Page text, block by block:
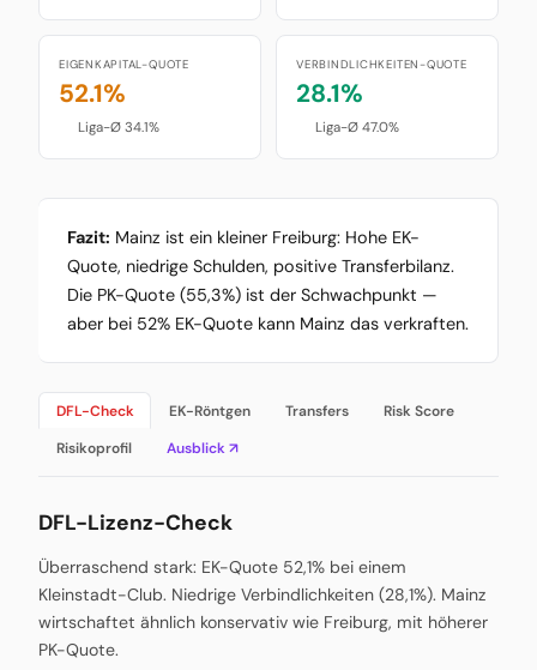
EIGENKAPITAL-QUOTE
52.1%
Liga-Ø 34.1%
VERBINDLICHKEITEN-QUOTE
28.1%
Liga-Ø 47.0%
Fazit: Mainz ist ein kleiner Freiburg: Hohe EK-
Quote, niedrige Schulden, positive Transferbilanz.
Die PK-Quote (55,3%) ist der Schwachpunkt —
aber bei 52% EK-Quote kann Mainz das verkraften.
DFL-Check EK-Röntgen Transfers
Risk Score
Risikoprofil
Ausblick ↗
DFL-Lizenz-Check
Überraschend stark: EK-Quote 52,1% bei einem
Kleinstadt-Club. Niedrige Verbindlichkeiten (28,1%). Mainz
wirtschaftet ähnlich konservativ wie Freiburg, mit höherer
PK-Quote.